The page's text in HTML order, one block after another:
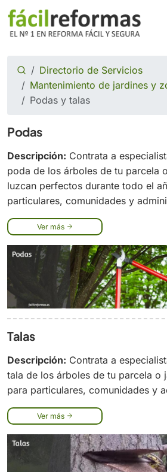
Directorio de Servicios
Mantenimiento de jardines y
Podas y talas
Podas
Descripción: Contrata a
poda de los árboles de tu parcela
luzcan perfectos durante todo el
particulares, comunidades y
Ver más
Talas
Descripción: Contrata a
tala de los árboles de tu parcela o
para particulares, comunidades y
Ver más